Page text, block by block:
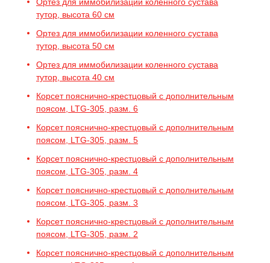
тутор, высота 60 см
Ортез для иммобилизации коленного сустава
тутор, высота 50 см
Ортез для иммобилизации коленного сустава
тутор, высота 40 см
Корсет пояснично-крестцовый с дополнительным
поясом, LTG-305, разм. 6
Корсет пояснично-крестцовый с дополнительным
поясом, LTG-305, разм. 5
Корсет пояснично-крестцовый с дополнительным
поясом, LTG-305, разм. 4
Корсет пояснично-крестцовый с дополнительным
поясом, LTG-305, разм. 3
Корсет пояснично-крестцовый с дополнительным
поясом, LTG-305, разм. 2
Корсет пояснично-крестцовый с дополнительным